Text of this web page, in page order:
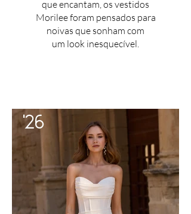
'26
que encantam, os vestidos
Morilee foram pensados para
noivas que sonham com
um look inesquecível.